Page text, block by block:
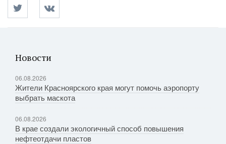
Новости
06.08.2026
Жители Красноярского края могут помочь аэропорту
выбрать маскота
06.08.2026
В крае создали экологичный способ повышения
нефтеотдачи пластов